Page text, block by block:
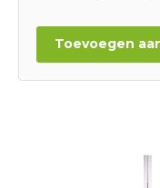
Toevoegen